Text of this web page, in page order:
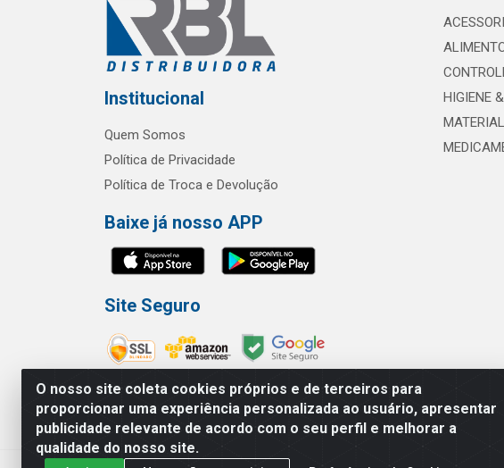
O nosso site coleta cookies próprios e de terceiros para
proporcionar uma experiência personalizada ao usuário, apresentar
publicidade relevante de acordo com o seu perfil e melhorar a
qualidade do nosso site.
Institucional
Quem Somos
Política de Privacidade
Política de Troca e Devolução
Baixe já nosso APP
Site Seguro
HIGIENE
RBL Distribuidora Distribuidora Gomes LTDA - Rua